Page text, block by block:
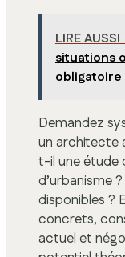
LIRE AUSSI
situations
obligatoire
Demandez
un architecte
t-il une étude
d’urbanisme
disponibles ?
concrets,
actuel et